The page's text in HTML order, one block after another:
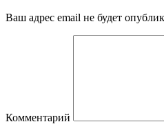
Ваш адрес email не будет
Комментарий